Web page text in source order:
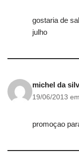
gostaria de
julho
michel da
19/06/2013
promoçao